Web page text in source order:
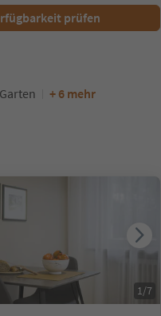
prüfen
Garten + 6 mehr
1/7